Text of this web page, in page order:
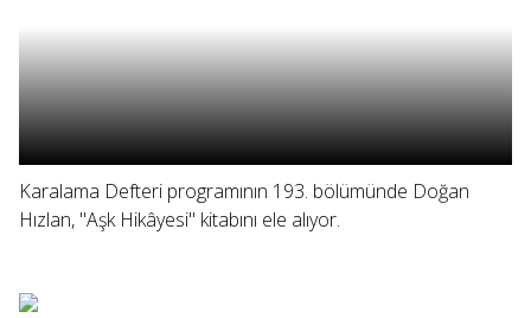
Karalama Defteri programının 193. bölümünde Doğan
Hızlan, "Aşk Hikâyesi" kitabını ele alıyor.